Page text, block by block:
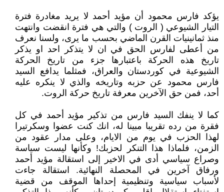
يؤكد فارس محمود أن مؤيد أحمد لا يريد مغادرة فترة
التيار الشيوعي ( الروت ) والتي هي فترة انقضت وانتهت
منذ ثمانينيات القرن الماضي بحسب ما يرى، ولسنا نعرف
من أعطى لفارس الحق في ان لا يتذكر احد او يذكر
تاريخ هذه الحركة باعتبارها جزء من تاريخ الحركة
الشيوعية في كوردستان والعراق، فمثلما يدافع السيد
فارس محمود عن حزبه وتاريخه والذي لا ينكره عليه
أحد، فمن حق الآخرين معرفة تاريخ حركة الروت.
كما لا ينفك السيد فارس من تذكير مؤيد أحمد في كل
فقرة من رده تقريبا مبينا له، انك كنت عضوا وسكرتيرا
لهذا الحزب في يوم من الايام، وعلى مدار عقود من
الزمن، فلماذا هذا التنكر لحزبك! وكأنها ليست سياسة
وصراع سياسي أدى في الاخير إلى استقالة مؤيد أحمد
ورفاق آخرين في المحصلة النهائية. استقالة جاءت
لأسباب سياسية وتنظيمية إحداها الموقف من قضية